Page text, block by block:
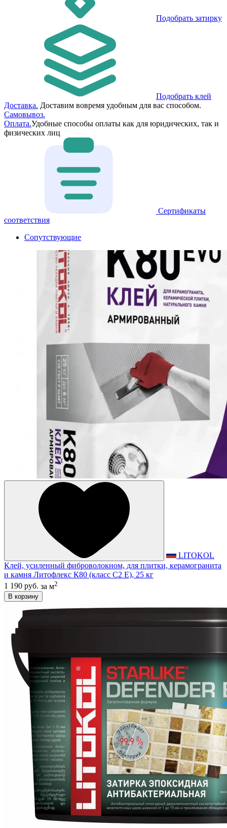
Подобрать затирку
Подобрать клей
Доставка. Доставим вовремя удобным для вас способом.
Самовывоз.
Оплата.Удобные способы оплаты как для юридических, так и
физических лиц
Сертификаты
соответствия
Сопутствующие
LITOKOL
Клей, усиленный фиброволокном, для плитки, керамогранита
и камня Литофлекс К80 (класс С2 E), 25 кг
1 190 руб. за м2
В корзину